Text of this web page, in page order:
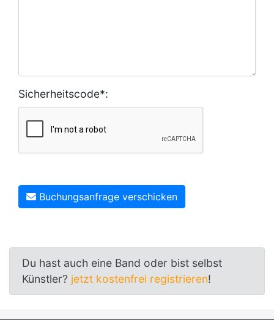
Sicherheitscode*:
Buchungsanfrage verschicken
Du hast auch eine Band oder bist selbst
Künstler? jetzt kostenfrei registrieren!